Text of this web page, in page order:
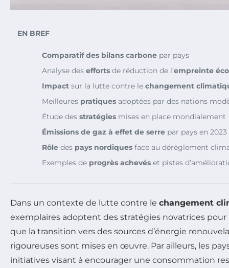
EN BREF
Comparatif des bilans carbone par pays
Analyse des efforts de réduction de l’empreinte
Impact sur la lutte contre le changement
Meilleures pratiques adoptées par des nations
Étude des stratégies mises en place mondialement
Émissions de gaz à effet de serre par pays en 2023
Rôle des pays nordiques face au dérèglement
Exemples de progrès achevés et pistes
Dans un contexte de lutte contre le changement
exemplaires adoptent des stratégies novatrices
que la transition vers des sources d’énergie
rigoureuses sont mises en œuvre. Par ailleurs, les
initiatives visant à encourager une consommation